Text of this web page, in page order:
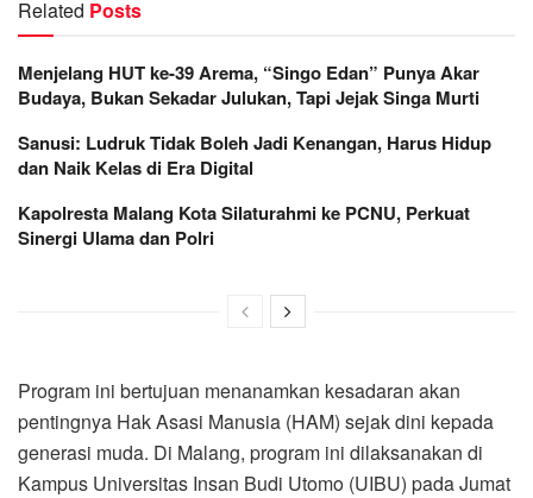
Related Posts
Menjelang HUT ke-39 Arema, “Singo Edan” Punya Akar
Budaya, Bukan Sekadar Julukan, Tapi Jejak Singa Murti
Sanusi: Ludruk Tidak Boleh Jadi Kenangan, Harus Hidup
dan Naik Kelas di Era Digital
Kapolresta Malang Kota Silaturahmi ke PCNU, Perkuat
Sinergi Ulama dan Polri
Program ini bertujuan menanamkan kesadaran akan
pentingnya Hak Asasi Manusia (HAM) sejak dini kepada
generasi muda. Di Malang, program ini dilaksanakan di
Kampus Universitas Insan Budi Utomo (UIBU) pada Jumat